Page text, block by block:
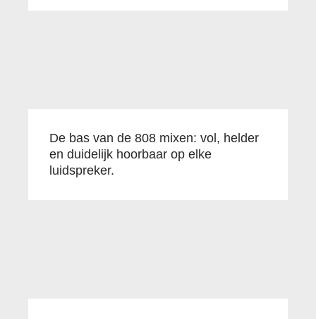
De bas van de 808 mixen: vol, helder
en duidelijk hoorbaar op elke
luidspreker.